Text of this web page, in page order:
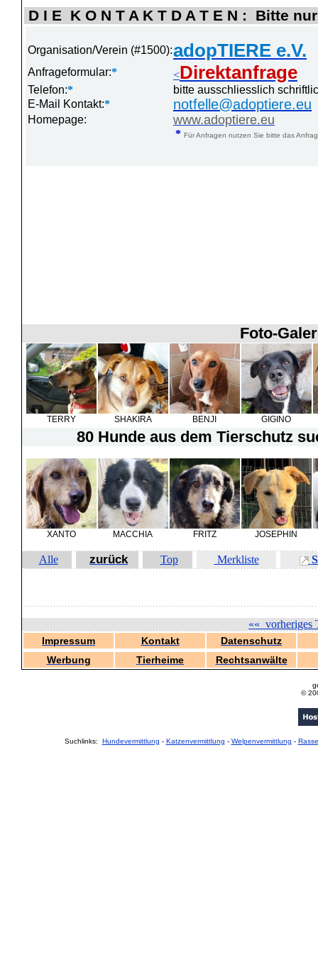
D I E K O N T A K T D A T E N : Bitte
Organisation/Verein (#1500):adopTIERE e.V.
Anfrageformular:* <Direktanfrage
Telefon:*
bitte ausschliesslich
E-Mail Kontakt:* notfelle@adoptiere.eu
Homepage: www.adoptiere.eu
* Für Anfragen nutzen Sie bitte das
Foto-
TERRY SHAKIRA BENJI GIGINO
80 Hunde aus dem Tierschutz
XANTO MACCHIA FRITZ JOSEPHIN
Alle zurück Top Merkliste
«« vorheriges
Impressum Kontakt
Datenschutz
Werbung
Tierheime Rechtsanwälte
©
Suchlinks: Hundevermittlung - Katzenvermittlung - Welpenvermittlung -